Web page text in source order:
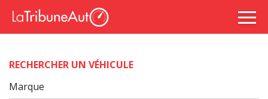
RECHERCHER UN VÉHICULE
Marque